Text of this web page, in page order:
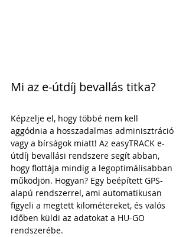
Mi az e-útdíj bevallás titka?
Képzelje el, hogy többé nem kell
aggódnia a hosszadalmas adminisztráció
vagy a bírságok miatt! Az easyTRACK e-
útdíj bevallási rendszere segít abban,
hogy flottája mindig a legoptimálisabban
működjön. Hogyan? Egy beépített GPS-
alapú rendszerrel, ami automatikusan
figyeli a megtett kilométereket, és valós
időben küldi az adatokat a HU-GO
rendszerébe.